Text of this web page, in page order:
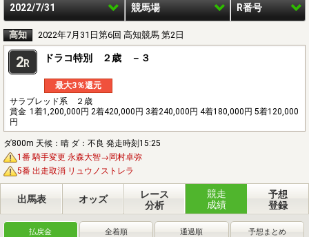
2022/7/31 競馬場 R番号
高知 2022年7月31日第6回 高知競馬 第2日
2R ドラコ特別 ２歳 －３
最大3％還元
サラブレッド系 ２歳
賞金 1着1,200,000円 2着420,000円 3着240,000円 4着180,000円 5着120,000
円
ダ800m 天候：晴 ダ：不良 発走時刻15:25
1番 騎手変更 永森大智→岡村卓弥
5番 出走取消 リュウノストレラ
出馬表 オッズ
レース
分析
競走
成績
予想
登録
払戻金 全着順 通過順 予想まとめ